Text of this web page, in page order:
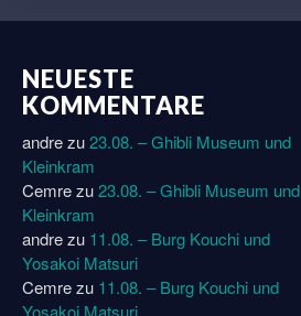
NEUESTE
KOMMENTARE
andrezu23.08. – Ghibli Museum und
Kleinkram
Cemrezu23.08. – Ghibli Museum und
Kleinkram
andrezu 11.08. – Burg Kouchi und
Yosakoi Matsuri
Cemrezu 11.08. – Burg Kouchi und
Yosakoi Matsuri